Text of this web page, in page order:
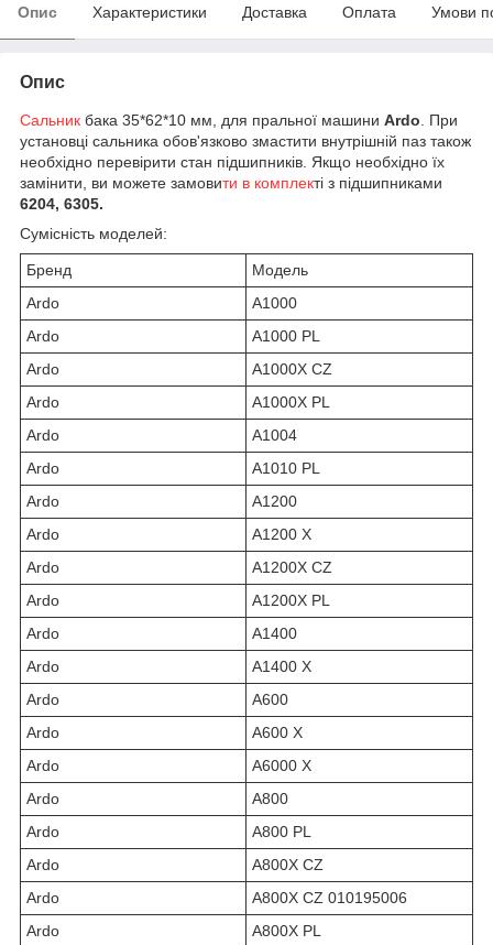
Опис Характеристики Доставка Оплата Умови
Опис
Сальник бака 35*62*10 мм, для пральної машини Ardo . При
установці сальника обов'язково змастити внутрішній паз також
необхідно перевірити стан підшипників. Якщо необхідно їх
замінити, ви можете замовити в комплекті з підшипниками
6204, 6305.
Сумісність моделей:
Бренд
Модель
Ardo
A1000
Ardo
A1000 PL
Ardo
A1000X CZ
Ardo
A1000X PL
Ardo
A1004
Ardo
A1010 PL
Ardo
A1200
Ardo
A1200 X
Ardo
A1200X CZ
Ardo
A1200X PL
Ardo
A1400
Ardo
A1400 X
Ardo
A600
Ardo
A600 X
Ardo
A6000 X
Ardo
A800
Ardo
A800 PL
Ardo
A800X CZ
Ardo
A800X CZ 010195006
Ardo
A800X PL